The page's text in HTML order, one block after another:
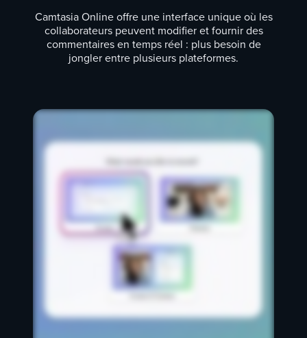
Camtasia Online offre une interface unique où les
collaborateurs peuvent modifier et fournir des
commentaires en temps réel : plus besoin de
jongler entre plusieurs plateformes.